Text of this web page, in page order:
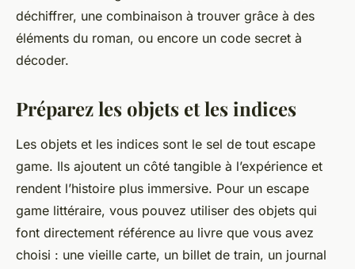
déchiffrer, une combinaison à trouver grâce à des
éléments du roman, ou encore un code secret à
décoder.
Préparez les objets et les indices
Les objets et les indices sont le sel de tout escape
game. Ils ajoutent un côté tangible à l’expérience et
rendent l’histoire plus immersive. Pour un escape
game littéraire, vous pouvez utiliser des objets qui
font directement référence au livre que vous avez
choisi : une vieille carte, un billet de train, un journal